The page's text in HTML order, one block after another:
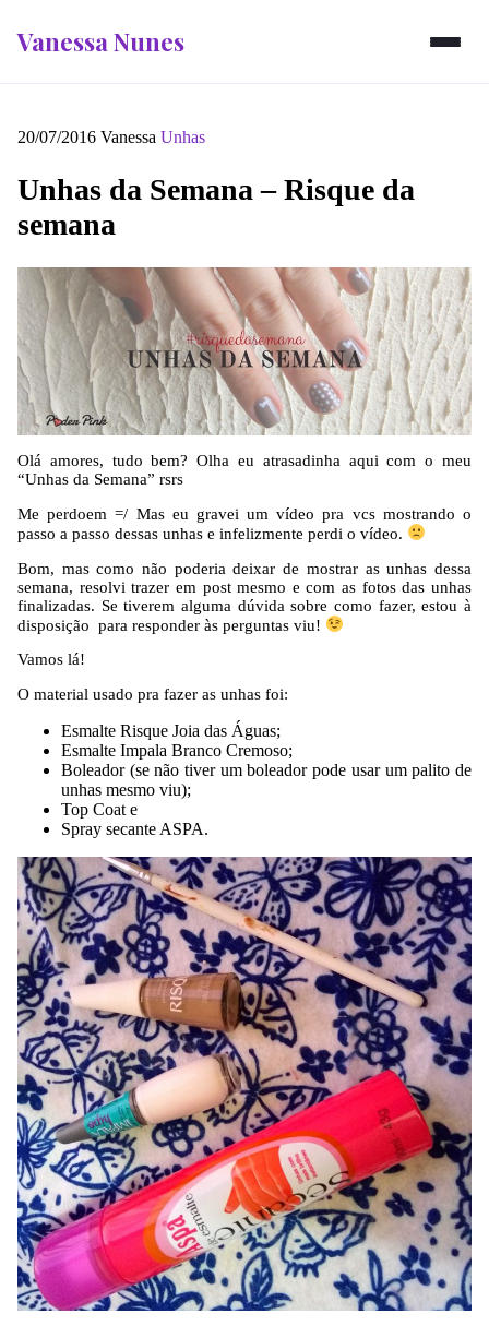
Vanessa Nunes
20/07/2016 Vanessa Unhas
Unhas da Semana – Risque da
semana
Olá amores, tudo bem? Olha eu atrasadinha aqui com o meu
“Unhas da Semana” rsrs
Me perdoem =/ Mas eu gravei um vídeo pra vcs mostrando o
passo a passo dessas unhas e infelizmente perdi o vídeo.
Bom, mas como não poderia deixar de mostrar as unhas dessa
semana, resolvi trazer em post mesmo e com as fotos das unhas
finalizadas. Se tiverem alguma dúvida sobre como fazer, estou à
disposição para responder às perguntas viu!
Vamos lá!
O material usado pra fazer as unhas foi:
Esmalte Risque Joia das Águas;
Esmalte Impala Branco Cremoso;
Boleador (se não tiver um boleador pode usar um palito de
unhas mesmo viu);
Top Coat e
Spray secante ASPA.